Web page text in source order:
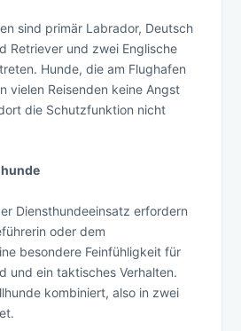
sind primär Labrador, Deutsch
Retriever und zwei Englische
Hunde, die am Flughafen
vielen Reisenden keine Angst
die Schutzfunktion nicht
Diensthundeeinsatz erfordern
oder dem
besondere Feinfühligkeit für
und ein taktisches Verhalten.
kombiniert, also in zwei